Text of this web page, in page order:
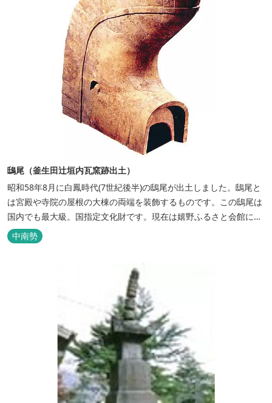
鴟尾（釜生田辻垣内瓦窯跡出土）
昭和58年8月に白鳳時代(7世紀後半)の鴟尾が出土しました。鴟尾と
は宮殿や寺院の屋根の大棟の両端を装飾するものです。この鴟尾は
国内でも最大級。国指定文化財です。現在は嬉野ふるさと会館に展
示されています。この史跡近くには遊歩道も完備。 国考・２箇・
1996/06/27(H 8)・奈良・嬉野町教委
中南勢